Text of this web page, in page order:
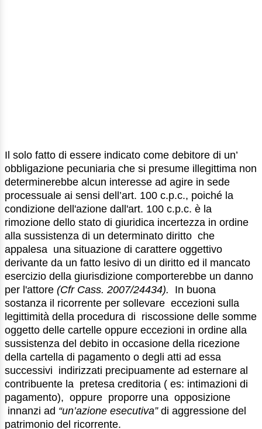
Il solo fatto di essere indicato come debitore di un’
obbligazione pecuniaria che si presume illegittima non
determinerebbe alcun interesse ad agire in sede
processuale ai sensi dell’art. 100 c.p.c., poiché la
condizione dell'azione dall'art. 100 c.p.c. è la
rimozione dello stato di giuridica incertezza in ordine
alla sussistenza di un determinato diritto che
appalesa una situazione di carattere oggettivo
derivante da un fatto lesivo di un diritto ed il mancato
esercizio della giurisdizione comporterebbe un danno
per l'attore (Cfr Cass. 2007/24434).
In buona
sostanza il ricorrente per sollevare eccezioni sulla
legittimità della procedura di riscossione delle somme
oggetto delle cartelle oppure eccezioni in ordine alla
sussistenza del debito in occasione della ricezione
della cartella di pagamento o degli atti ad essa
successivi indirizzati precipuamente ad esternare al
contribuente la pretesa creditoria ( es: intimazioni di
pagamento), oppure proporre una opposizione
innanzi ad “un’azione esecutiva”di aggressione del
patrimonio del ricorrente.